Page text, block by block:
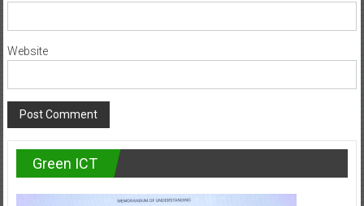
Website
Green ICT